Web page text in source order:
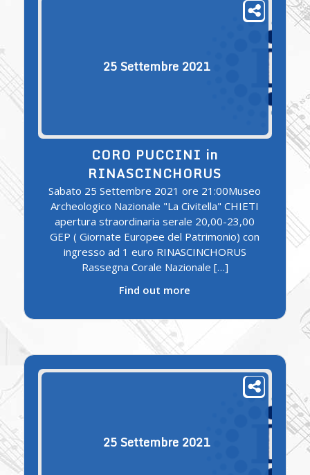
25 Settembre 2021
CORO PUCCINI in
RINASCINCHORUS
Sabato 25 Settembre 2021 ore 21:00Museo
Archeologico Nazionale "La Civitella" CHIETI
apertura straordinaria serale 20,00-23,00
GEP ( Giornate Europee del Patrimonio) con
ingresso ad 1 euro RINASCINCHORUS
Rassegna Corale Nazionale […]
Find out more
25 Settembre 2021